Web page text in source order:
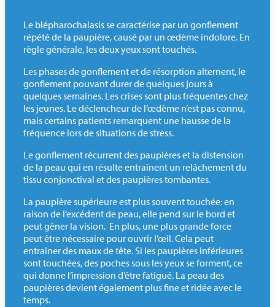
Le blépharochalasis se caractérise par un gonflement
répété de la paupière, causé par un œdème indolore. En
règle générale, les deux yeux sont touchés.
Les phases de gonflement et de résorption alternent, le
gonflement pouvant durer de quelques jours à
quelques semaines. Les crises sont plus fréquentes chez
les jeunes. Le déclencheur de l’œdème n’est pas connu,
mais certains patients remarquent une hausse de la
fréquence lors de situations de stress.
Le gonflement récurrent des paupières et la distension
de la peau qui en résulte entraînent un relâchement du
tissu conjonctival et des paupières tombantes.
La paupière supérieure est plus souvent touchée: en
raison de l’excédent de peau, elle pend sur le bord et
peut gêner la vision. En plus, une plus grande force
peut être nécessaire pour ouvrir l’œil. Cela peut
entraîner des maux de tête. Si les paupières inférieures
sont touchées, des poches sous les yeux se forment, ce
qui donne l’impression d’être fatigué. La peau des
paupières devient également plus fine et ridée avec le
temps.